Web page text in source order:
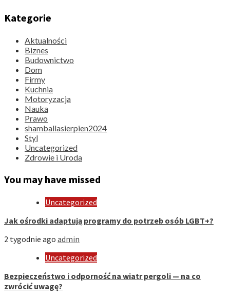
Kategorie
Aktualności
Biznes
Budownictwo
Dom
Firmy
Kuchnia
Motoryzacja
Nauka
Prawo
shamballasierpien2024
Styl
Uncategorized
Zdrowie i Uroda
You may have missed
Uncategorized
Jak ośrodki adaptują programy do potrzeb osób LGBT+?
2 tygodnie ago admin
Uncategorized
Bezpieczeństwo i odporność na wiatr pergoli — na co
zwrócić uwagę?